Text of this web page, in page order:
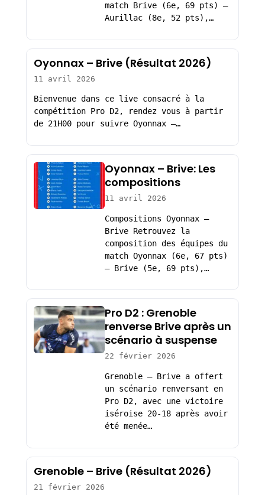
match Brive (6e, 69 pts) –
Aurillac (8e, 52 pts),…
Oyonnax – Brive (Résultat 2026)
11 avril 2026
Bienvenue dans ce live consacré à la
compétition Pro D2, rendez vous à partir
de 21H00 pour suivre Oyonnax –…
Oyonnax – Brive: Les
compositions
11 avril 2026
Compositions Oyonnax –
Brive Retrouvez la
composition des équipes du
match Oyonnax (6e, 67 pts)
– Brive (5e, 69 pts),…
Pro D2 : Grenoble
renverse Brive après un
scénario à suspense
22 février 2026
Grenoble – Brive a offert
un scénario renversant en
Pro D2, avec une victoire
iséroise 20-18 après avoir
été menée…
Grenoble – Brive (Résultat 2026)
21 février 2026